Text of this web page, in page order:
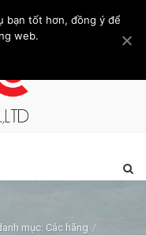
Thành viên
mục: Các hãng /
bạn tốt hơn, đồng ý để
web.